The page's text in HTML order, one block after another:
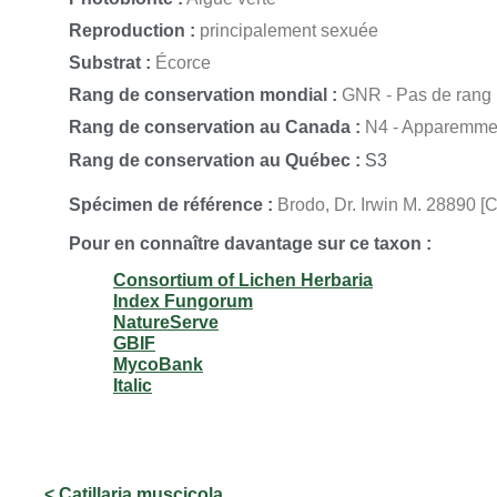
Reproduction : principalement sexuée
Substrat : Écorce
Rang de conservation mondial : GNR - Pas de rang
Rang de conservation au Canada : N4 -
Rang de conservation au Québec : S3
Spécimen de référence : Brodo, Dr. Irwin M. 28890
Pour en connaître davantage sur ce taxon :
Consortium of Lichen Herbaria
Index Fungorum
NatureServe
GBIF
MycoBank
Italic